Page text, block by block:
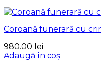
Coroană funerară cu
980.00 lei
Adaugă în coș